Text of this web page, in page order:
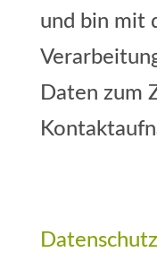
und bin mit
Daten zum